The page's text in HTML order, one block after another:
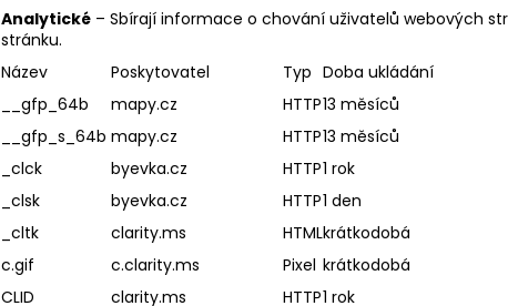
Analytické – Sbírají informace o chování uživatelů webových
stránku.
Název
Poskytovatel Typ Doba ukládání
__gfp_64b
mapy.cz HTTP13 měsíců
__gfp_s_64b mapy.cz HTTP13 měsíců
_clck
byevka.cz HTTP1 rok
_clsk
byevka.cz HTTP1 den
_cltk
clarity.ms HTMLkrátkodobá
c.gif
c.clarity.ms Pixel krátkodobá
CLID
clarity.ms HTTP1 rok